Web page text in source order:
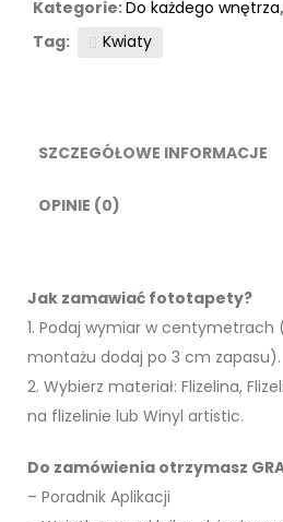
Kategorie:Do każdego wnętrza,
Tag:
Kwiaty
SZCZEGÓŁOWE INFORMACJE
OPINIE (0)
Jak zamawiać fototapety?
1. Podaj wymiar w centymetrach
montażu dodaj po 3 cm zapasu).
2. Wybierz materiał: Flizelina,
na flizelinie lub Winyl artistic.
Do zamówienia otrzymasz
– Poradnik Aplikacji